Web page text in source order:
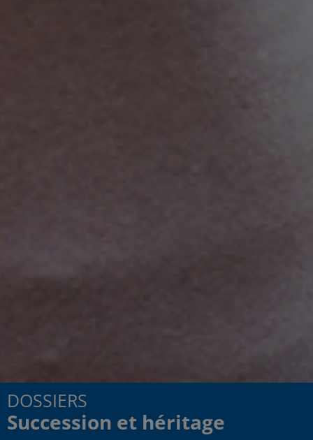
DOSSIERS
Succession et héritage